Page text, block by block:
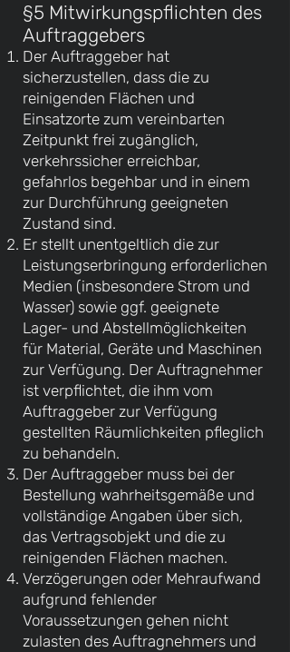
§5 Mitwirkungspflichten des
Auftraggebers
Der Auftraggeber hat
sicherzustellen, dass die zu
reinigenden Flächen und
Einsatzorte zum vereinbarten
Zeitpunkt frei zugänglich,
verkehrssicher erreichbar,
gefahrlos begehbar und in einem
zur Durchführung geeigneten
Zustand sind.
Er stellt unentgeltlich die zur
Leistungserbringung erforderlichen
Medien (insbesondere Strom und
Wasser) sowie ggf. geeignete
Lager- und Abstellmöglichkeiten
für Material, Geräte und Maschinen
zur Verfügung. Der Auftragnehmer
ist verpflichtet, die ihm vom
Auftraggeber zur Verfügung
gestellten Räumlichkeiten pfleglich
zu behandeln.
Der Auftraggeber muss bei der
Bestellung wahrheitsgemäße und
vollständige Angaben über sich,
das Vertragsobjekt und die zu
reinigenden Flächen machen.
Verzögerungen oder Mehraufwand
aufgrund fehlender
Voraussetzungen gehen nicht
zulasten des Auftragnehmers und